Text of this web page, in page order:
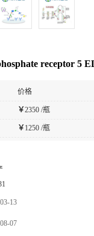
receptor 5
价格
￥2350 /瓶
￥ 1250 /瓶
13
07